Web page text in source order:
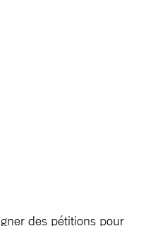
des pétitions pour